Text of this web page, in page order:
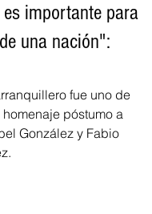
importante para
una nación":
fue uno de
póstumo a
González y Fabio